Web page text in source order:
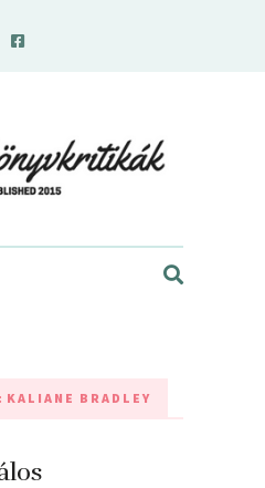
KALIANE BRADLEY